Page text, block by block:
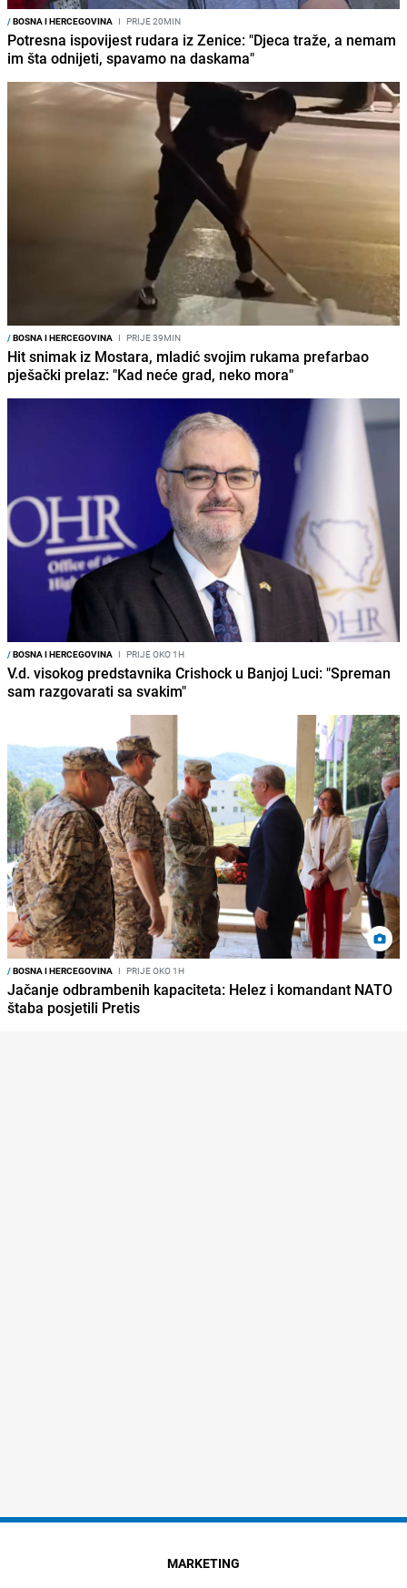
/BOSNA I HERCEGOVINA I PRIJE 20MIN
Potresna ispovijest rudara iz Zenice: "Djeca traže, a nemam
im šta odnijeti, spavamo na daskama"
/BOSNA I HERCEGOVINA I PRIJE 39MIN
Hit snimak iz Mostara, mladić svojim rukama prefarbao
pješački prelaz: "Kad neće grad, neko mora"
/BOSNA I HERCEGOVINA I PRIJE OKO 1H
V.d. visokog predstavnika Crishock u Banjoj Luci: "Spreman
sam razgovarati sa svakim"
/BOSNA I HERCEGOVINA I PRIJE OKO 1H
Jačanje odbrambenih kapaciteta: Helez i komandant NATO
štaba posjetili Pretis
MARKETING